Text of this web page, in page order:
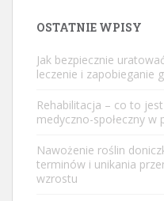
OSTATNIE WPISY
Jak bezpiecznie
leczenie i zapobieganie
Rehabilitacja – co to
medyczno-społeczny w
Nawożenie roślin
terminów i unikania
wzrostu